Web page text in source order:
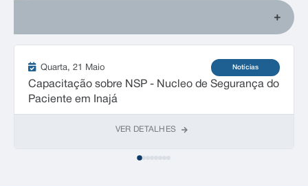
Notícias
Quarta 21 Maio
Capacitação sobre NSP - Nucleo de Segurança do
Paciente em Inajá
VER DETALHES